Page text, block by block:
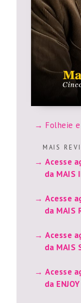
Folheie
M A I S R E V I
Acesse
da MAIS
Acesse
da MAIS
Acesse
da MAIS
Acesse
da